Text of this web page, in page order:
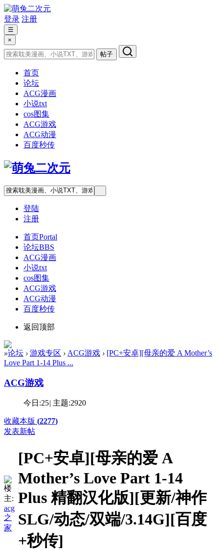
登录 注册
☰
×
帖子
首页
论坛
ACG漫画
小说txt
cos图集
ACG游戏
ACG动漫
百度秒传
登陆
注册
首页Portal
论坛BBS
ACG漫画
小说txt
cos图集
ACG游戏
ACG动漫
百度秒传
返回顶部
»论坛 › 游戏专区 › ACG游戏 › [PC+安卓][母亲的爱 A Mother’s
Love Part 1-14 Plus ...
ACG游戏
今日:25| 主题:2920
收藏本版 (2277)
发表新帖
楼
主:
acg
之
家
[PC+安卓][母亲的爱 A
Mother’s Love Part 1-14
Plus 精翻汉化版][更新/神作
SLG/动态/双端/3.14G][百度
+秒传]